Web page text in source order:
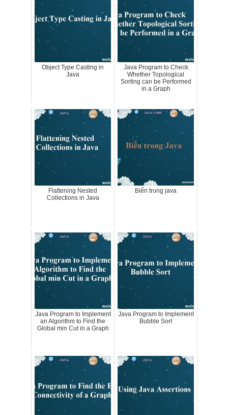
Object Type Casting in
Java
Java Program to Check
Whether Topological
Sorting can be Performed
in a Graph
Flattening Nested
Collections in Java
Biến trong java
Java Program to Implement
an Algorithm to Find the
Global min Cut in a Graph
Java Program to Implement
Bubble Sort